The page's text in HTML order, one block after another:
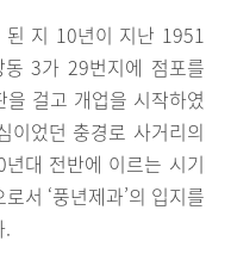
된 지 10년이 지난 1951
3가 29번지에 점포를
을 걸고 개업을 시작하였
이었던 충경로 사거리의
대 전반에 이르는 시기
서 ‘풍년제과’의 입지를
.